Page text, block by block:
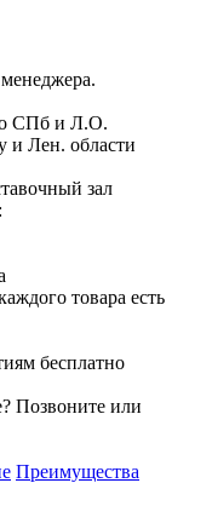
СПб и Л.О.
и Лен. области
зал
товара есть
Позвоните или
Преимущества